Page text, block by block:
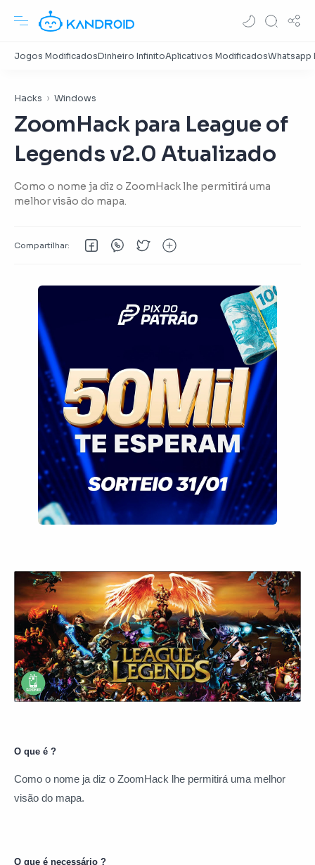
Hacks Windows
ZoomHack para League of
Legends v2.0 Atualizado
Como o nome ja diz o ZoomHack lhe permitirá uma
melhor visão do mapa.
O que é ?
Como o nome ja diz o ZoomHack lhe permitirá uma melhor
visão do mapa.
O que é necessário ?